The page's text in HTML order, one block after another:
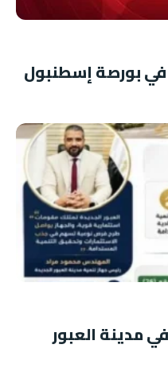
مدينة العبور